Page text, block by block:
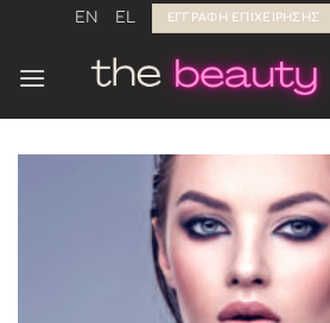
Μετάβαση
περιεχόμενο
EN EL ΕΓΓΡΑΦΉ ΕΠΙΧΕΊΡΗΣΗΣ